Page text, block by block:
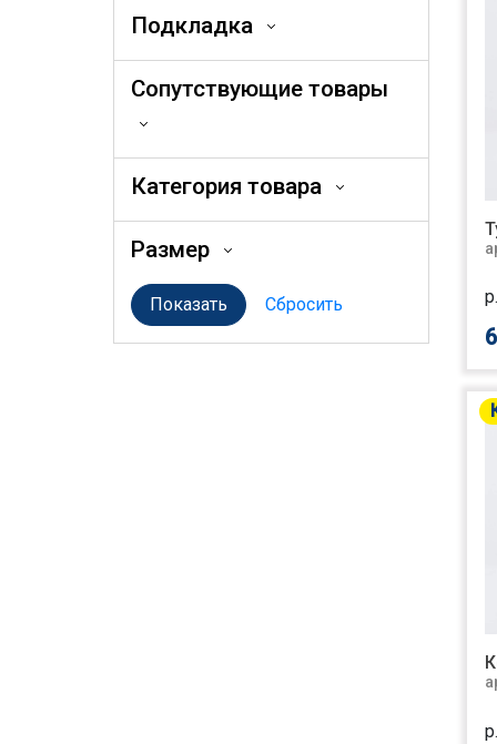
Подкладка
Сопутствующие товары
Категория товара
Размер